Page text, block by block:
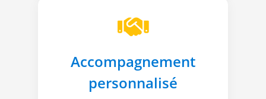
Accompagnement
personnalisé